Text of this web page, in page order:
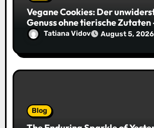
Vegane Cookies: Der
Genuss ohne tierische Zutaten
saftig und voller Geschmack
Tatiana Vidov August 5, 2026
Blog